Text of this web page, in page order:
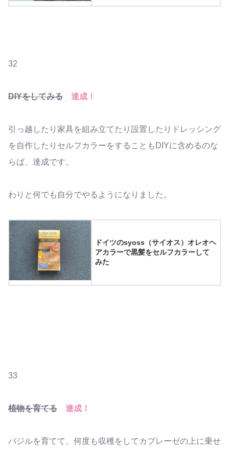
32
DIYをしてみる 達成！
引っ越したり家具を組み立てたり設置したりドレッシング
を自作したりセルフカラーをすることもDIYに含めるのな
らば、達成です。
わりと何でも自分でやるようになりました。
ドイツのsyoss（サイオス）オレオヘ
アカラーで黒髪をセルフカラーして
みた
33
植物を育てる 達成！
バジルを育てて、何度も収穫をしてカプレーゼの上に乗せ